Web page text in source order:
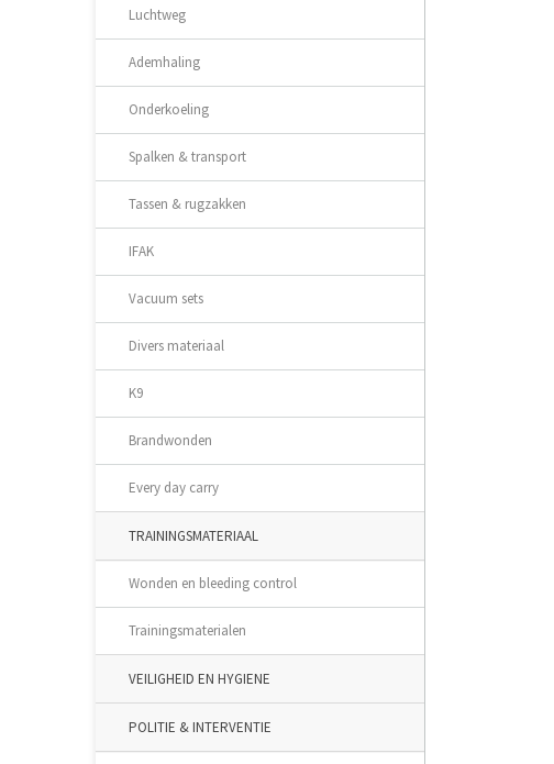
Luchtweg
Ademhaling
Onderkoeling
Spalken & transport
Tassen & rugzakken
IFAK
Vacuum sets
Divers materiaal
K9
Brandwonden
Every day carry
TRAININGSMATERIAAL
Wonden en bleeding control
Trainingsmaterialen
VEILIGHEID EN HYGIENE
POLITIE & INTERVENTIE